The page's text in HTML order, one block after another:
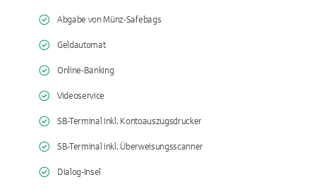
Abgabe von Münz-Safebags
Geldautomat
Online-Banking
Videoservice
SB-Terminal inkl. Kontoauszugsdrucker
SB-Terminal inkl. Überweisungsscanner
Dialog-Insel